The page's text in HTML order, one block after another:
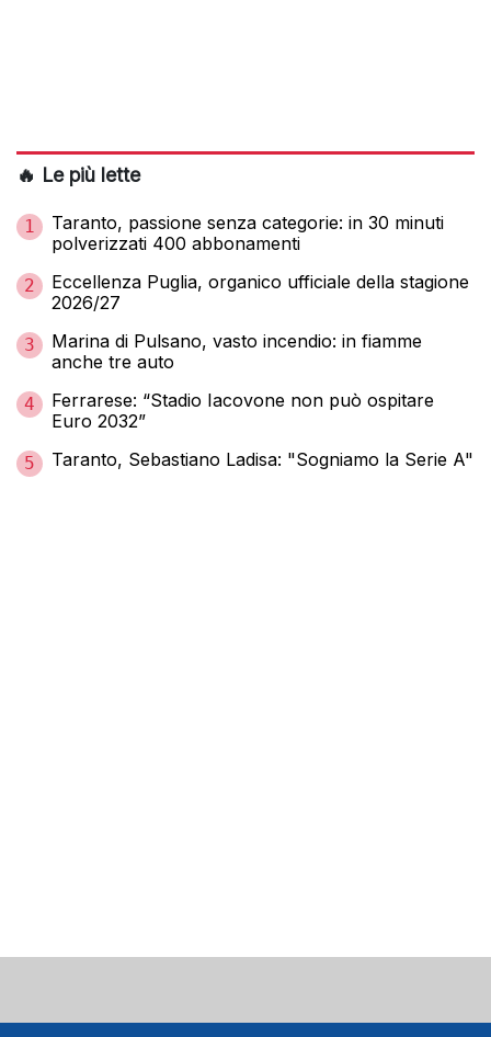
🔥 Le più lette
1
Taranto, passione senza categorie: in 30 minuti
polverizzati 400 abbonamenti
2
Eccellenza Puglia, organico ufficiale della stagione
2026/27
3
Marina di Pulsano, vasto incendio: in fiamme
anche tre auto
4
Ferrarese: “Stadio Iacovone non può ospitare
Euro 2032”
5 Taranto, Sebastiano Ladisa: "Sogniamo la Serie A"